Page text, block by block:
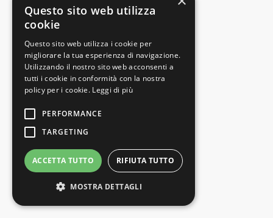
Questo sito web utilizza
cookie
Questo sito web utilizza i cookie per
migliorare la tua esperienza di navigazione.
Utilizzando il nostro sito web acconsenti a
tutti i cookie in conformità con la nostra
policy per i cookie. Leggi di più
PERFORMANCE
TARGETING
ACCETTA TUTTO RIFIUTA TUTTO
MOSTRA DETTAGLI